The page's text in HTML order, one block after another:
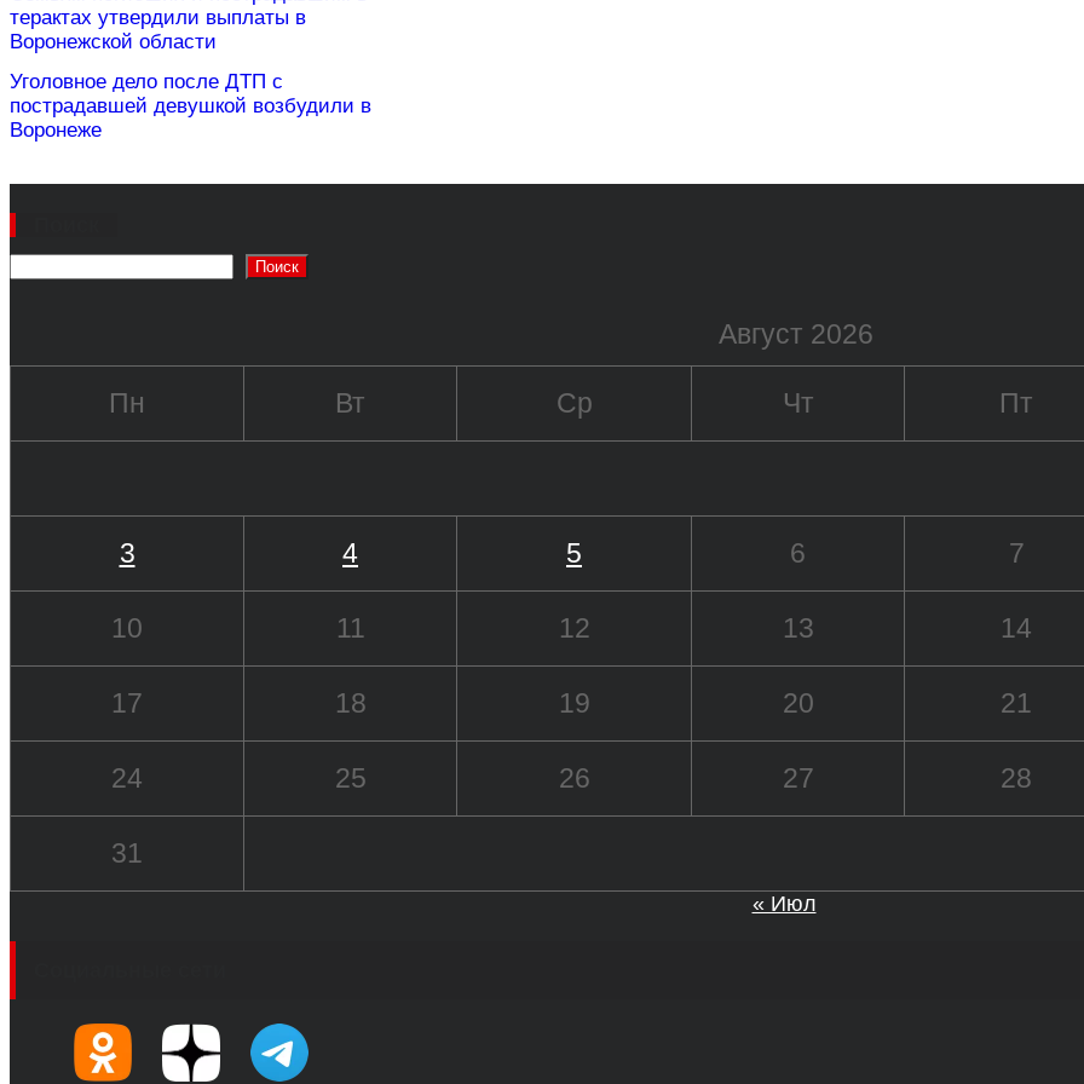
терактах утвердили выплаты в
Воронежской области
Уголовное дело после ДТП с
пострадавшей девушкой возбудили в
Воронеже
Поиск
Август 2026
Пн Вт Ср Чт Пт
3 4 5 6 7
10 11 12 13 14
17 18 19 20 21
24 25 26 27 28
31
« Июл